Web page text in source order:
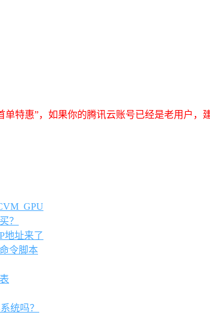
特惠”，如果你的腾讯云账号已经是老用户，
？
地址来了
令脚本
统吗？